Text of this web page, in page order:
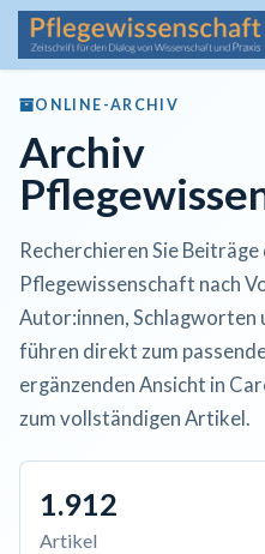
Zum Inhalt springen
ONLINE-ARCHIV
Archiv
Recherchieren Sie
Pflegewissenschaft nach
Autor:innen, Schlagworten
führen direkt zum
ergänzenden Ansicht in
zum vollständigen Artikel.
1.912
Artikel